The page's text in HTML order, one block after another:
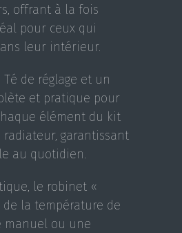
offrant à la fois
pour ceux qui
leur intérieur.
de réglage et un
et pratique pour
élément du kit
garantissant
au quotidien.
le robinet «
la température de
manuel ou une